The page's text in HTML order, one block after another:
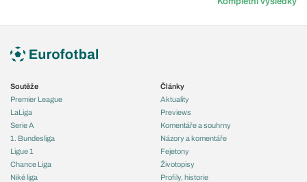
Soutěže
Premier League
LaLiga
Serie A
1. Bundesliga
Ligue 1
Chance Liga
Niké liga
Články
Aktuality
Previews
Komentáře a souhrny
Názory a komentáře
Fejetony
Životopisy
Profily, historie